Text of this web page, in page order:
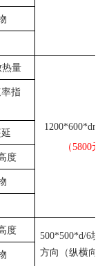
热量
（5800元
指
度
度
500*500*d/6块
方向（纵横向